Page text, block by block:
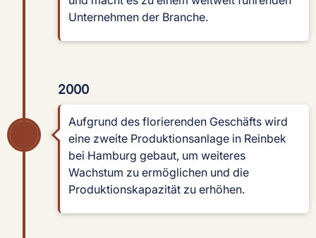
Unternehmen der Branche.
2000
Aufgrund des florierenden Geschäfts wird
eine zweite Produktionsanlage in Reinbek
bei Hamburg gebaut, um weiteres
Wachstum zu ermöglichen und die
Produktionskapazität zu erhöhen.